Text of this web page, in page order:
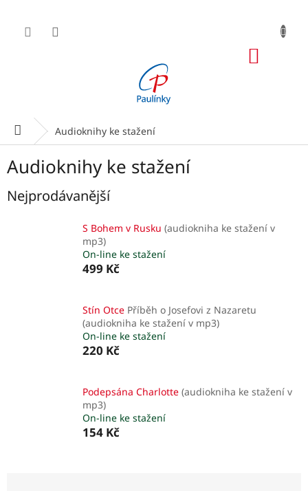
obsah
Domů Audioknihy ke stažení
Audioknihy ke stažení
Nejprodávanější
S Bohem v Rusku (audiokniha ke stažení v
mp3)
On-line ke stažení
499 Kč
Stín Otce Příběh o Josefovi z Nazaretu
(audiokniha ke stažení v mp3)
On-line ke stažení
220 Kč
Podepsána Charlotte (audiokniha ke stažení v
mp3)
On-line ke stažení
154 Kč